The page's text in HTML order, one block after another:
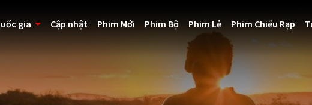
gia Cập nhật Phim Mới Phim Bộ Phim Lẻ Phim Chiếu Rạp